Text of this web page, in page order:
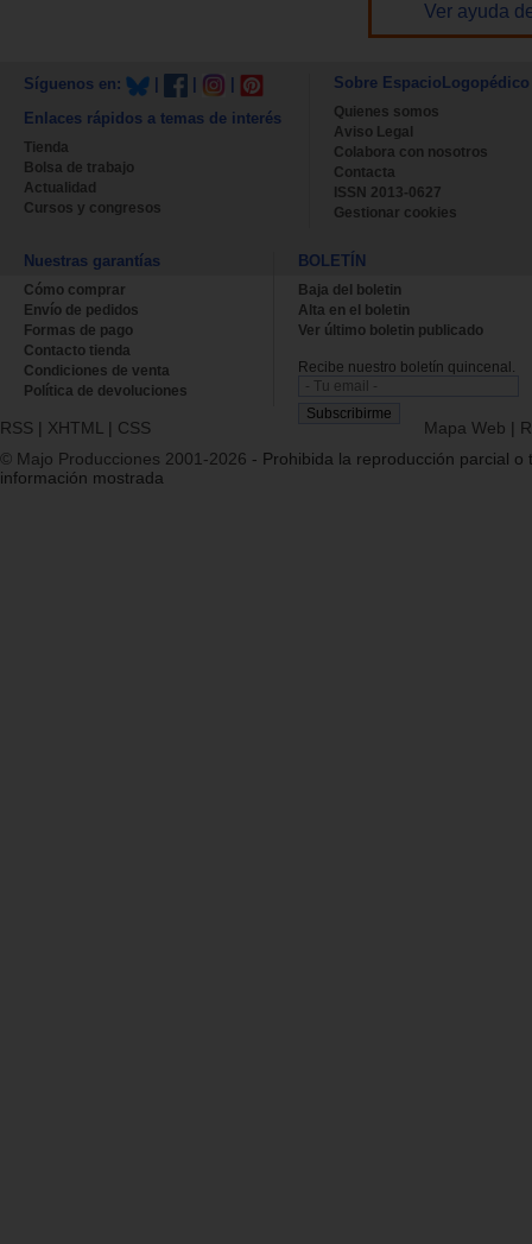
Ver ayuda
Síguenos en:
Enlaces rápidos a temas de interés
Tienda
Bolsa de trabajo
Actualidad
Cursos y congresos
Sobre EspacioLogopédico
Quienes somos
Aviso Legal
Colabora con nosotros
Contacta
ISSN 2013-0627
Gestionar cookies
Nuestras garantías
Cómo comprar
Envío de pedidos
Formas de pago
Contacto tienda
Condiciones de venta
Política de devoluciones
BOLETÍN
Baja del boletin
Alta en el boletin
Ver último boletin publicado
Recibe nuestro boletín quincenal.
RSS | XHTML | CSS Mapa Web |
© Majo Producciones 2001-2026 - Prohibida la reproducción parcial o
información mostrada